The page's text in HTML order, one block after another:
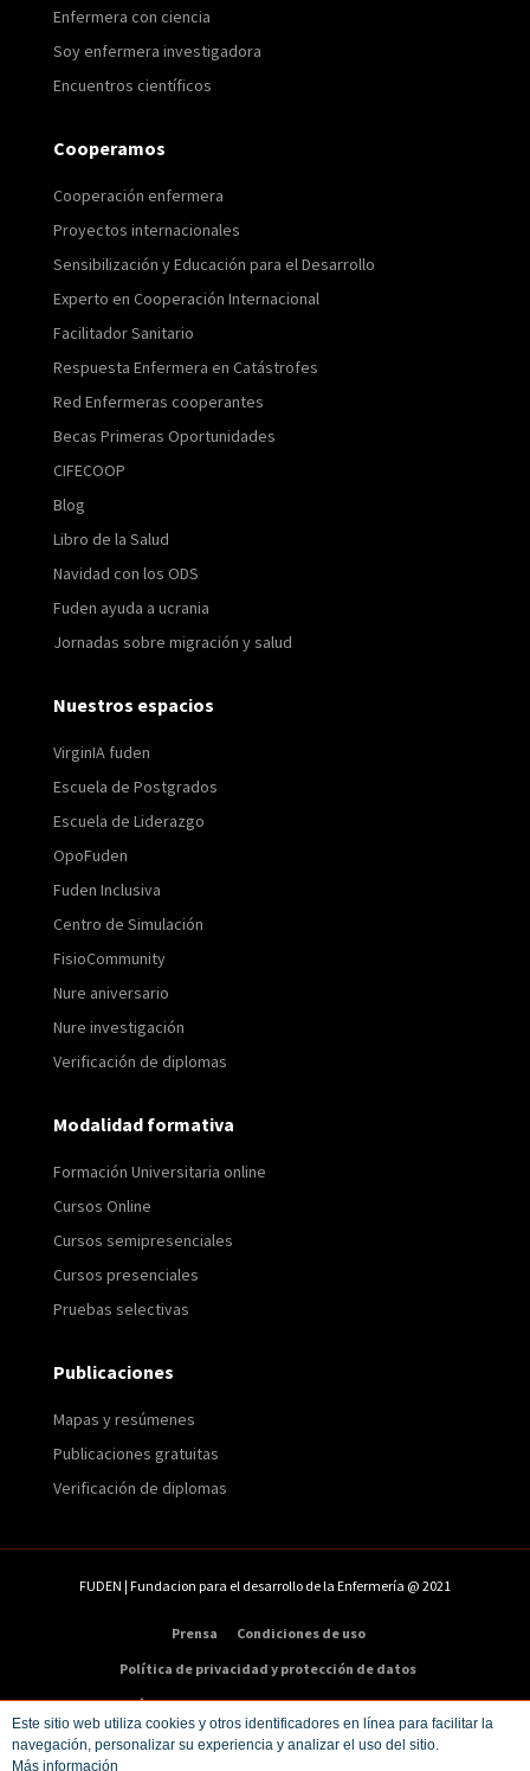
Este sitio web utiliza cookies y otros identificadores en línea para facilitar la
navegación, personalizar su experiencia y analizar el uso del sitio.
Más información
Enfermera con ciencia
Soy enfermera investigadora
Encuentros científicos
Cooperamos
Cooperación enfermera
Proyectos internacionales
Sensibilización y Educación para el Desarrollo
Experto en Cooperación Internacional
Facilitador Sanitario
Respuesta Enfermera en Catástrofes
Red Enfermeras cooperantes
Becas Primeras Oportunidades
CIFECOOP
Blog
Libro de la Salud
Navidad con los ODS
Fuden ayuda a ucrania
Jornadas sobre migración y salud
Nuestros espacios
VirginIA fuden
Escuela de Postgrados
Escuela de Liderazgo
OpoFuden
Fuden Inclusiva
Centro de Simulación
FisioCommunity
Nure aniversario
Nure investigación
Verificación de diplomas
Modalidad formativa
Formación Universitaria online
Cursos Online
Cursos semipresenciales
Cursos presenciales
Pruebas selectivas
Publicaciones
Mapas y resúmenes
Publicaciones gratuitas
Verificación de diplomas
FUDEN | Fundacion para el desarrollo de la Enfermería @ 2021
Prensa
Condiciones de uso
Política de privacidad y protección de datos
Política de cookies
Condiciones de compra
C/ Veneras 9. 5ª – 28013 Madrid